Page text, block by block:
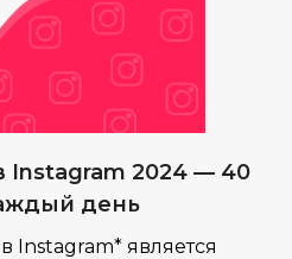
Instagram 2024 — 40
день
Instagram* является